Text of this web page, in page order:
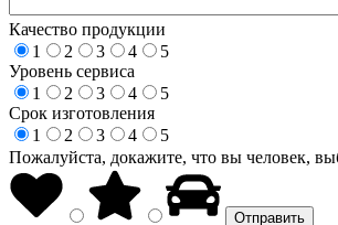
Качество продукции
1
2 3 4
5
Уровень сервиса
1
2 3 4
5
Срок изготовления
1
2 3 4
5
Пожалуйста, докажите, что вы человек,